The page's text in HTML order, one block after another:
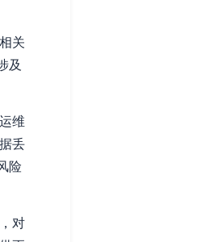
关
及
维
丢
险
对